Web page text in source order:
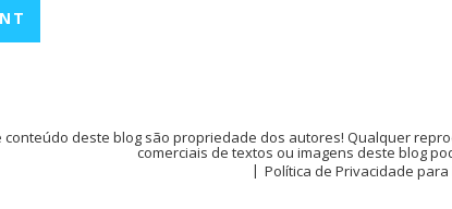
conteúdo deste blog são propriedade dos autores! Qualquer
comerciais de textos ou imagens deste blog
Política de Privacidade